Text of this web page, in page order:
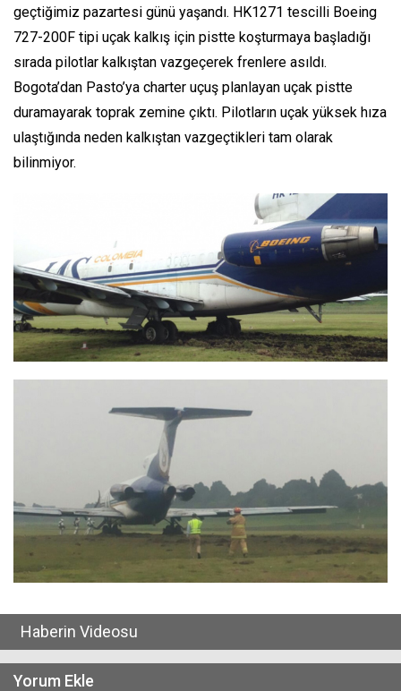
geçtiğimiz pazartesi günü yaşandı. HK1271 tescilli Boeing
727-200F tipi uçak kalkış için pistte koşturmaya başladığı
sırada pilotlar kalkıştan vazgeçerek frenlere asıldı.
Bogota’dan Pasto’ya charter uçuş planlayan uçak pistte
duramayarak toprak zemine çıktı. Pilotların uçak yüksek hıza
ulaştığında neden kalkıştan vazgeçtikleri tam olarak
bilinmiyor.
Haberin Videosu
Yorum Ekle